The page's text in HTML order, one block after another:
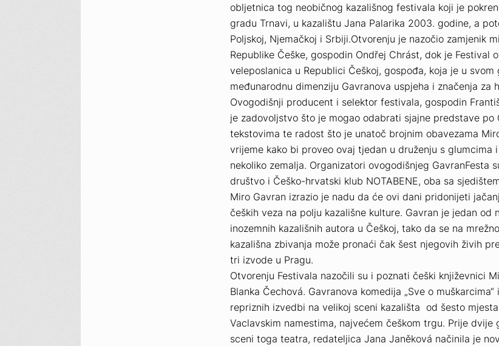
obljetnica tog neobičnog kazališnog festivala koji je
gradu Trnavi, u kazalištu Jana Palarika 2003. godine, a
Poljskoj, Njemačkoj i Srbiji.Otvorenju je nazočio zamjenik
Republike Češke, gospodin Ondřej Chrást, dok je Festival
veleposlanica u Republici Češkoj, gospođa, koja je u svom
međunarodnu dimenziju Gavranova uspjeha i značenja za
Ovogodišnji producent i selektor festivala, gospodin
je zadovoljstvo što je mogao odabrati sjajne predstave po
tekstovima te radost što je unatoč brojnim obavezama
vrijeme kako bi proveo ovaj tjedan u druženju s glumcima
nekoliko zemalja. Organizatori ovogodišnjeg GavranFesta
društvo i Češko-hrvatski klub NOTABENE, oba sa
Miro Gavran izrazio je nadu da će ovi dani pridonijeti
čeških veza na polju kazališne kulture. Gavran je jedan od
inozemnih kazališnih autora u Češkoj, tako da se na
kazališna zbivanja može pronaći čak šest njegovih živih
tri izvode u Pragu.
Otvorenju Festivala nazočili su i poznati češki književnici
Blanka Čechová. Gavranova komedija „Sve o
repriznih izvedbi na velikoj sceni kazališta od šesto
Vaclavskim namestima, najvećem češkom trgu. Prije dvije
sceni toga teatra, redateljica Jana Janěková načinila je